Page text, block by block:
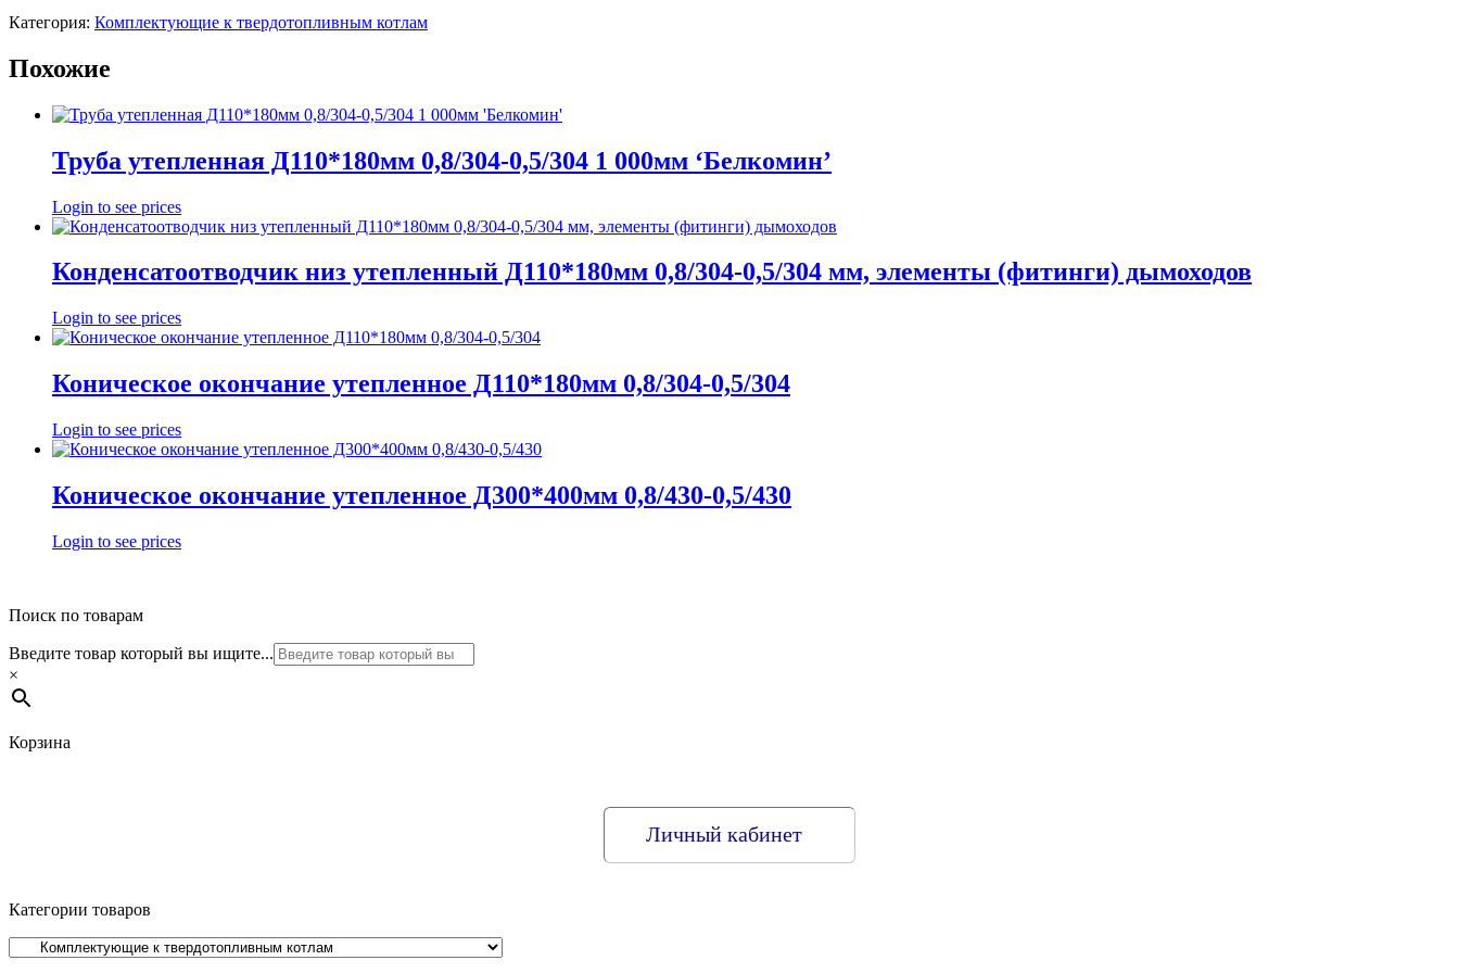
Категория: Комплектующие к твердотопливным котлам
Похожие
Труба утепленная Д110*180мм 0,8/304-0,5/304 1 000мм ‘Белкомин’
Login to see prices
Конденсатоотводчик низ утепленный Д110*180мм 0,8/304-0,5/304 мм, элементы (фитинги) дымоходов
Login to see prices
Коническое окончание утепленное Д110*180мм 0,8/304-0,5/304
Login to see prices
Коническое окончание утепленное Д300*400мм 0,8/430-0,5/430
Login to see prices
Поиск по товарам
Введите товар который вы ищите...
×
Корзина
Личный кабинет
Категории товаров